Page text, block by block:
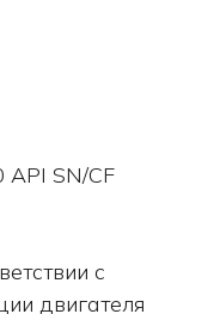
SN/CF
с
двигателя